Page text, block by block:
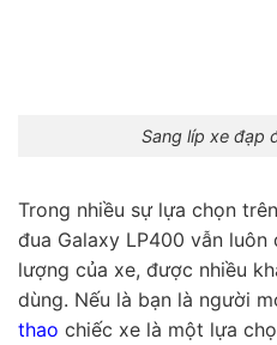
Sang líp xe đạp
Trong nhiều sự lựa chọn
đua Galaxy LP400 vẫn
lượng của xe, được nhiều
dùng. Nếu là bạn là người
thao chiếc xe là một lựa